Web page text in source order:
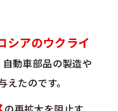
シアのウクライ
動車部品の製造や
たのです。